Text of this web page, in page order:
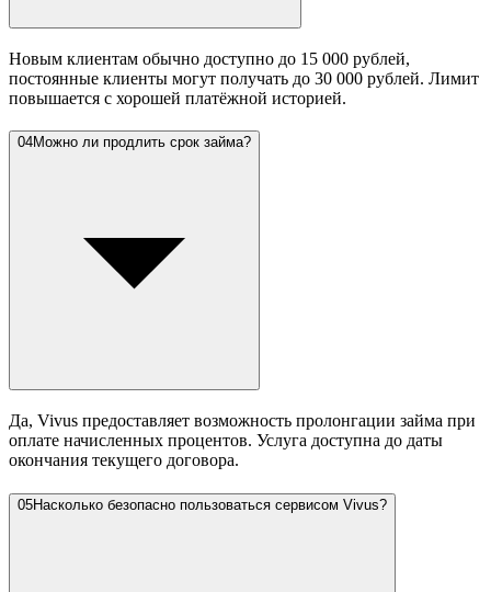
Новым клиентам обычно доступно до 15 000 рублей,
постоянные клиенты могут получать до 30 000 рублей. Лимит
повышается с хорошей платёжной историей.
04Можно ли продлить срок займа?
Да, Vivus предоставляет возможность пролонгации займа при
оплате начисленных процентов. Услуга доступна до даты
окончания текущего договора.
05Насколько безопасно пользоваться сервисом Vivus?